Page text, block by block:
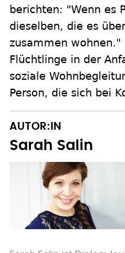
berichten: "Wenn es
dieselben, die es
zusammen
Flüchtlinge in der
soziale
Person, die sich bei
AUTOR:IN
Sarah Salin